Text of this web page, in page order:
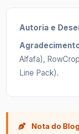
Autoria e
Alfafa),
Line Pack).
Nota do